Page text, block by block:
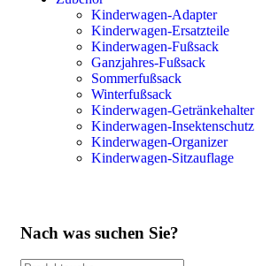
Kinderwagen-Adapter
Kinderwagen-Ersatzteile
Kinderwagen-Fußsack
Ganzjahres-Fußsack
Sommerfußsack
Winterfußsack
Kinderwagen-Getränkehalter
Kinderwagen-Insektenschutz
Kinderwagen-Organizer
Kinderwagen-Sitzauflage
Nach was suchen Sie?